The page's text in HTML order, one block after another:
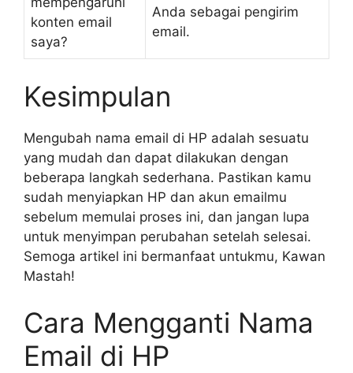
konten email
saya?
Anda sebagai pengirim
email.
Kesimpulan
Mengubah nama email di HP adalah sesuatu
yang mudah dan dapat dilakukan dengan
beberapa langkah sederhana. Pastikan kamu
sudah menyiapkan HP dan akun emailmu
sebelum memulai proses ini, dan jangan lupa
untuk menyimpan perubahan setelah selesai.
Semoga artikel ini bermanfaat untukmu, Kawan
Mastah!
Cara Mengganti Nama
Email di HP